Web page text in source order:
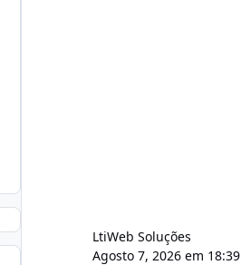
LtiWeb Soluções
Agosto 7, 2026 em 18:39